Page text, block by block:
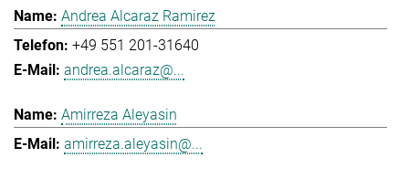
Andrea Alcaraz Ramirez
+49 551 201-31640
andrea.alcaraz@...
Amirreza Aleyasin
amirreza.aleyasin@...